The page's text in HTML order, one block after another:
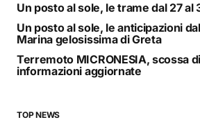
Un posto al sole, le trame dal 27 al
Un posto al sole, le anticipazioni
Marina gelosissima di Greta
Terremoto MICRONESIA, scossa
informazioni aggiornate
TOP NEWS